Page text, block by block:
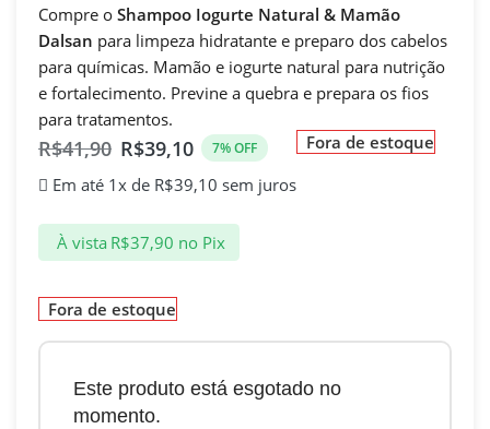
Compre o Shampoo Iogurte Natural & Mamão
Dalsan para limpeza hidratante e preparo dos cabelos
para químicas. Mamão e iogurte natural para nutrição
e fortalecimento. Previne a quebra e prepara os fios
para tratamentos.
R$41,90 R$39,10 7% OFF
Em até 1x de R$39,10 sem juros
À vista R$37,90 no Pix
Fora de estoque
Fora de estoque
Este produto está esgotado no
momento.